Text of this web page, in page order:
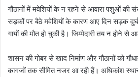
गौठानों में मवेशियों के न रहने से आवारा पशुओं की
सड़कों पर बैठे मवेशियों के कारण आए दिन सड़क
गायों की मौत हो चुकी है। जिम्मेदारी तय न होने
शासन की गोबर से खाद निर्माण और गौठानों को
कागजों तक सीमित नजर आ रही हैं। अधिकांश स्थानों